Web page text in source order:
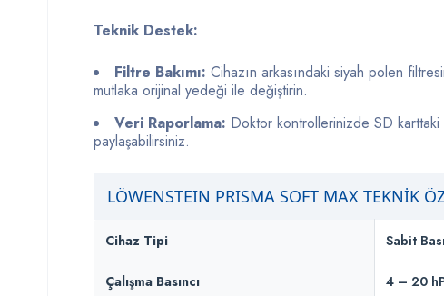
Teknik Destek:
Filtre Bakımı: Cihazın arkasındaki siyah polen
mutlaka orijinal yedeği ile değiştirin.
Veri Raporlama: Doktor kontrollerinizde SD karttaki
paylaşabilirsiniz.
LÖWENSTEIN PRISMA SOFT MAX TEKNİK
Cihaz Tipi Sabit
Çalışma Basıncı 4 – 20